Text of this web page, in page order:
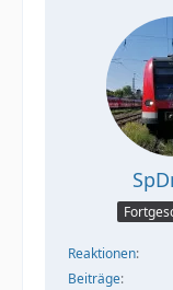
Reaktionen
Beiträge